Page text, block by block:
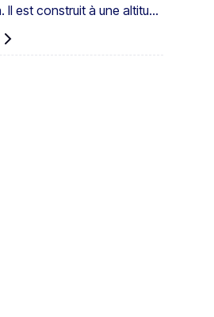
Il est construit à une altitude
un terrain fertile ...